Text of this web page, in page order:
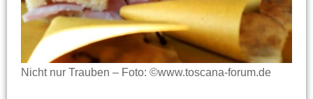
Nicht nur Trauben – Foto: ©www.toscana-forum.de